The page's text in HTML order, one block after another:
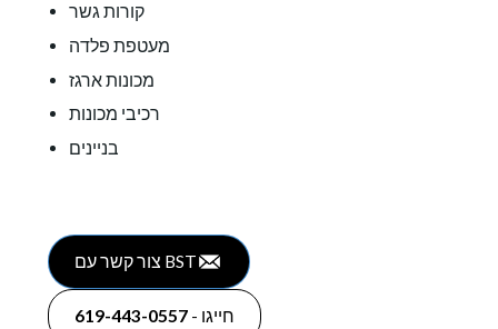
קורות גשר
מעטפת פלדה
מכונות ארגז
רכיבי מכונות
בניינים
צור קשר עם BST
חייגו -619-443-0557